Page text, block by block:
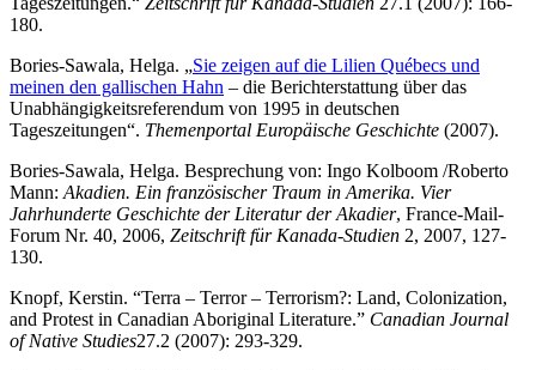
180.
Bories-Sawala, Helga. „Sie zeigen auf die Lilien Québecs und
meinen den gallischen Hahn – die Berichterstattung über das
Unabhängigkeitsreferendum von 1995 in deutschen
Tageszeitungen“. Themenportal Europäische Geschichte (2007).
Bories-Sawala, Helga. Besprechung von: Ingo Kolboom /Roberto
Mann: Akadien. Ein französischer Traum in Amerika. Vier
Jahrhunderte Geschichte der Literatur der Akadier, France-Mail-
Forum Nr. 40, 2006, Zeitschrift für Kanada-Studien 2, 2007, 127-
130.
Knopf, Kerstin. “Terra – Terror – Terrorism?: Land, Colonization,
and Protest in Canadian Aboriginal Literature.” Canadian Journal
of Native Studies27.2 (2007): 293-329.